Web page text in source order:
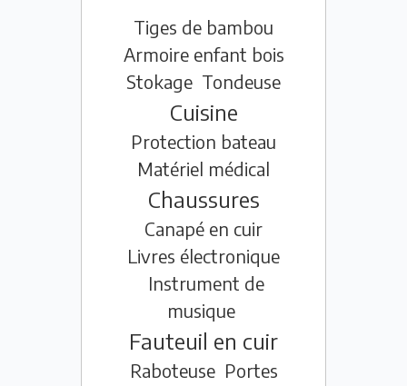
Tiges de bambou
Armoire enfant bois
Stokage Tondeuse
Cuisine
Protection bateau
Matériel médical
Chaussures
Canapé en cuir
Livres électronique
Instrument de
musique
Fauteuil en cuir
Raboteuse Portes